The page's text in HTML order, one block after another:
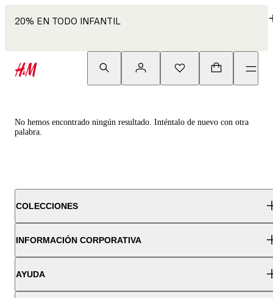
20% EN TODO INFANTIL
No hemos encontrado ningún resultado. Inténtalo de nuevo con otra
palabra.
COLECCIONES
INFORMACIÓN CORPORATIVA
AYUDA